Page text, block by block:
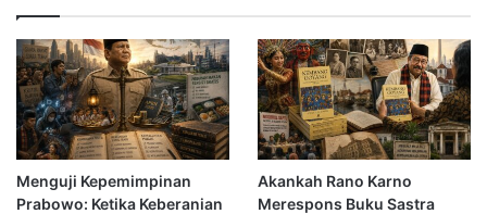
Menguji Kepemimpinan
Prabowo: Ketika Keberanian
Akankah Rano Karno
Merespons Buku Sastra